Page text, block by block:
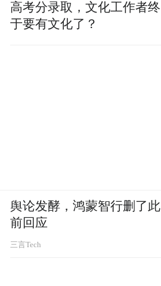
高考分录取，文化工作者终
于要有文化了？
舆论发酵，鸿蒙智行删了此
前回应
三言Tech